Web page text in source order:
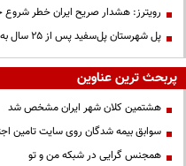
رویترز: هشدار صریح ایران خطر
پل شهرستان پل‌سفید پس از ۲۵ سال به مرحله بهره‌برداری رسید
پربحث ترین عناوین
هشتمین کلان شهر ایران مشخص شد
سوابق بیمه شدگان روی سایت تامین
همجنس گرایی در شبکه من و تو